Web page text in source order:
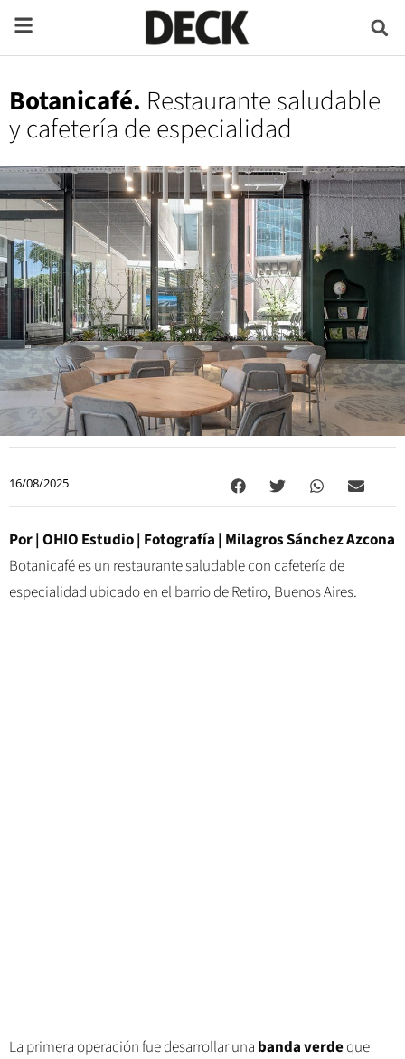
Botanicafé. Restaurante saludable
y cafetería de especialidad
16/08/2025
Por | OHIO Estudio| Fotografía | Milagros Sánchez Azcona
Botanicafé es un restaurante saludable con cafetería de
especialidad ubicado en el barrio de Retiro, Buenos Aires.
La primera operación fue desarrollar una banda verdeque